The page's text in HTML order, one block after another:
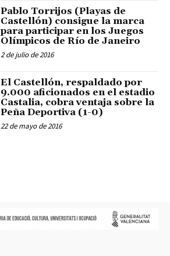
Pablo Torrijos (Playas de
Castellón) consigue la marca
para participar en los Juegos
Olímpicos de Río de Janeiro
2 de julio de 2016
El Castellón, respaldado por
9.000 aficionados en el estadio
Castalia, cobra ventaja sobre la
Peña Deportiva (1-0)
22 de mayo de 2016